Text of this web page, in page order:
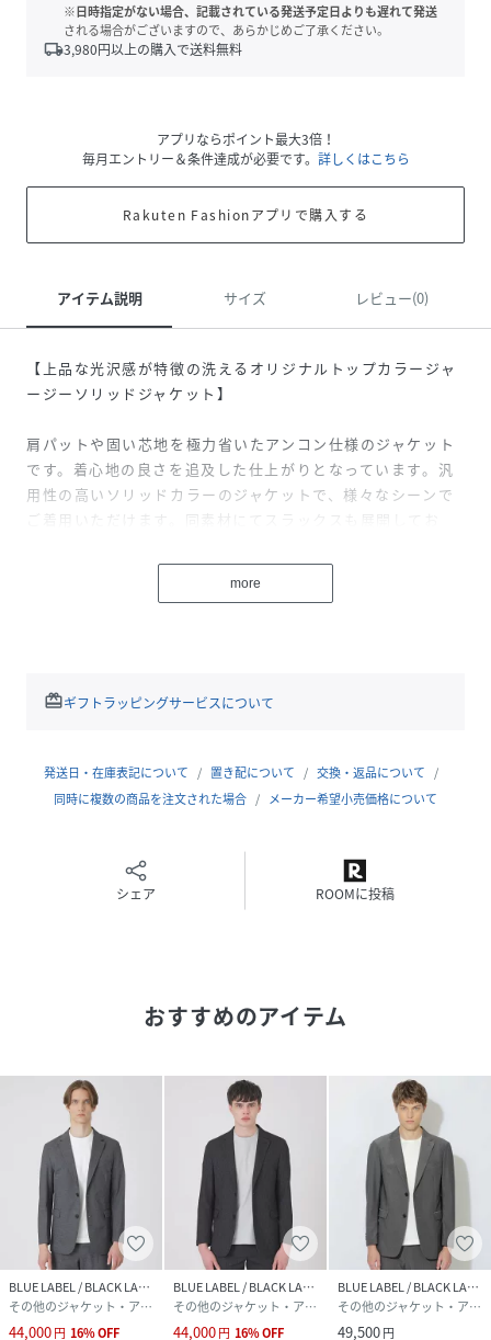
※日時指定がない場合、記載されている発送予定日よりも遅れて発送
される場合がございますので、あらかじめご了承ください。
local_shipping3,980円以上の購入で送料無料
アプリならポイント最大3倍！
毎月エントリー＆条件達成が必要です。 詳しくはこちら
Rakuten Fashionアプリで購入する
アイテム説明 サイズ レビュー(0)
【上品な光沢感が特徴の洗えるオリジナルトップカラージャ
ージーソリッドジャケット】
肩パットや固い芯地を極力省いたアンコン仕様のジャケット
です。着心地の良さを追及した仕上がりとなっています。汎
用性の高いソリッドカラーのジャケットで、様々なシーンで
ご着用いただけます。同素材にてスラックスも展開してお
機での洗濯が可能なイージーケアアイテム。
同素材のトラウザーズ：51Q32-752
た別注トップ染め糸を使用したモクロディー素材。スムース
毛工程で不要な毛羽を刈り、シルキー加工で上品な光沢を付
け高級感ある素材に仕上げております。また伸縮性があるた
メンズ
素材 羊毛67% ポリエステル33%
サイズ M、L、LL
品番
RM5928_07
51D32752---07-M RM5928
more
redeemギフトラッピングサービスについて
発送日・在庫表記について 置き配について
交換・返品について
同時に複数の商品を注文された場合
メーカー希望小売価格について
シェア ROOMに投稿
おすすめのアイテム
BLUE LABEL / BLACK LABEL CRESTBRIDGE
その他のジャケット・アウター
44,000円 16%OFF
BLUE LABEL / BLACK LABEL CRESTBRIDGE
その他のジャケット・アウター
44,000円 16%OFF
BLUE LABEL / BLACK LABEL CRESTBRIDGE
その他のジャケット・アウター
49,500円